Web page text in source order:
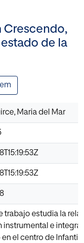
Crescendo,
de la
Maria del Mar
trabajo estudia la
instrumental e
el centro de Infantil